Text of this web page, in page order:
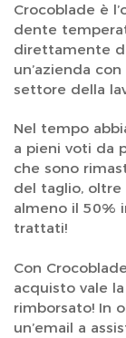
Crocoblade è
dente
direttamente
un’azienda
settore della
Nel tempo
a pieni voti da
che sono
del taglio, oltre
almeno il 50%
trattati!
Con
acquisto vale
rimborsato! In
un’email a